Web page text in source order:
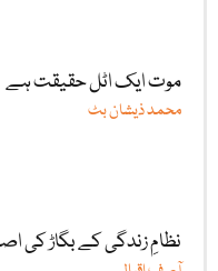
موت ایک اٹل حقیقت ہے
محمد ذیشان بٹ
نظامِ زندگی کے بگاڑ کی